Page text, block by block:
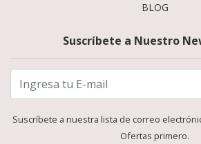
BLOG
Suscríbete a Nuestro
Suscríbete a nuestra lista de correo
Ofertas primero.